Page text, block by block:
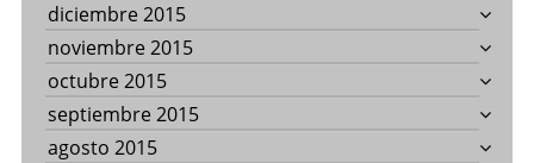
diciembre 2015
noviembre 2015
octubre 2015
septiembre 2015
agosto 2015